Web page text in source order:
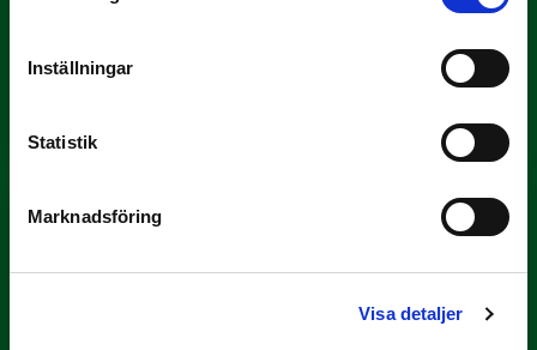
Inställningar
Statistik
Marknadsföring
Visa detaljer
3 JULI